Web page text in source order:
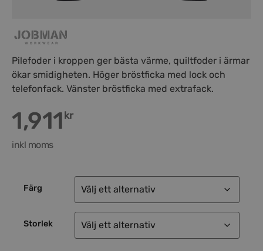
Pilefoder i kroppen ger bästa värme, quiltfoder i ärmar
ökar smidigheten. Höger bröstficka med lock och
telefonfack. Vänster bröstficka med extrafack.
1,911kr
inkl moms
Färg
Storlek